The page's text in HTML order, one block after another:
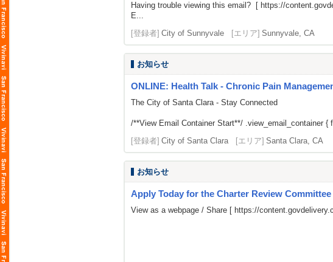
Having trouble viewing this email? [ https://
E...
[登録者] City of Sunnyvale [エリア] Sunnyvale, CA
お知らせ
ONLINE: Health Talk - Chronic Pain
The City of Santa Clara - Stay Connected
/**View Email Container Start**/ .view_email_container
[登録者] City of Santa Clara [エリア] Santa Clara, CA
お知らせ
Apply Today for the Charter Review Committee
View as a webpage / Share [ https://